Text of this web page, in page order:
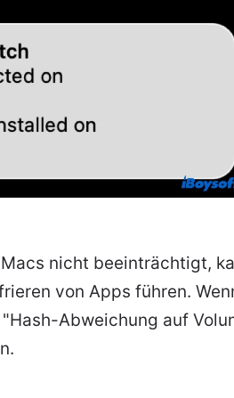
nicht beeinträchtigt,
von Apps führen.
Abweichung auf